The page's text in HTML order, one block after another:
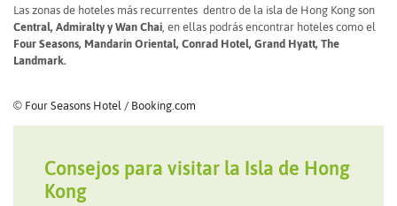
Las zonas de hoteles más recurrentes dentro de la isla de Hong Kong son
Central, Admiralty y Wan Chai , en ellas podrás encontrar hoteles como el
Four Seasons, Mandarin Oriental, Conrad Hotel, Grand Hyatt, The
Landmark.
© Four Seasons Hotel / Booking.com
Consejos para visitar la Isla de Hong
Kong